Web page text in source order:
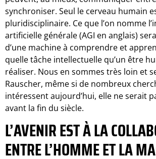
synchroniser. Seul le cerveau humain
pluridisciplinaire. Ce que l’on nomme
artificielle générale (AGI en anglais)
d’une machine à comprendre et
quelle tâche intellectuelle qu’un être
réaliser. Nous en sommes très loin et
Rauscher, même si de nombreux
intéressent aujourd’hui, elle ne serait
avant la fin du siècle.
L’AVENIR EST À LA
ENTRE L’HOMME ET LA